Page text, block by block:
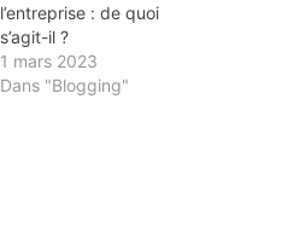
l’entreprise : de quoi
s’agit-il ?
1 mars 2023
Dans "Blogging"